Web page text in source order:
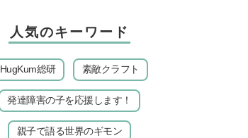
人気のキーワード
HugKum総研 素敵クラフト
発達障害の子を応援します！
親子で語る世界のギモン